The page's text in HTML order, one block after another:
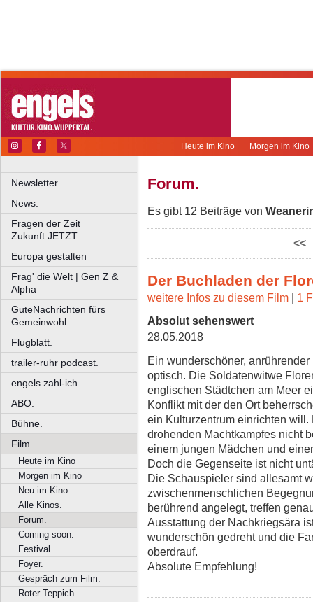
Morgen im Kino
Heute im Kino
Newsletter.
News.
Fragen der Zeit
Zukunft JETZT
Europa gestalten
Frag' die Welt | Gen Z &
Alpha
GuteNachrichten fürs
Gemeinwohl
Flugblatt.
trailer-ruhr podcast.
engels zahl-ich.
ABO.
Bühne.
Film.
Heute im Kino
Morgen im Kino
Neu im Kino
Alle Kinos.
Forum.
Coming soon.
Festival.
Foyer.
Gespräch zum Film.
Roter Teppich.
Forum.
Es gibt 12 Beiträge von
<<
Der Buchladen der
weitere Infos zu diesem Film | 1
Absolut sehenswert
28.05.2018
Ein wunderschöner,
optisch. Die Soldatenwitwe
englischen Städtchen am Meer
Konflikt mit der den Ort
ein Kulturzentrum einrichten
drohenden Machtkampfes nicht
einem jungen Mädchen und
Doch die Gegenseite ist nicht
Die Schauspieler sind allesamt
zwischenmenschlichen
berührend angelegt, treffen
Ausstattung der Nachkriegsära
wunderschön gedreht und die
oberdrauf.
Absolute Empfehlung!